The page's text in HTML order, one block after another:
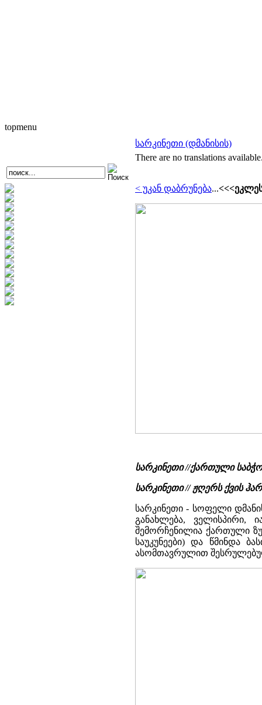
topmenu
სარკინეთი (დმანისის)
There are no translations
< უკან დაბრუნება...
სარკინეთი //ქართული
სარკინეთი // ჟღერს ქვის
სარკინეთი - სოფელი
განახლება, ველისპირი,
შემორჩენილია ქართული
საუკუნეები) და წმინდა
ასომთავრულით